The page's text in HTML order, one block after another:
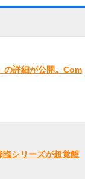
の詳細が公開。Com
シリーズが超覚醒